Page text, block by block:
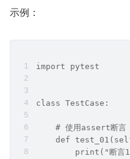
示例：
import pytest
class TestCase:
    # 使用assert断言
def
print("断言